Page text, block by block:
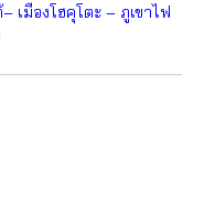
เมืองโฮคุโตะ – ภูเขาไฟ